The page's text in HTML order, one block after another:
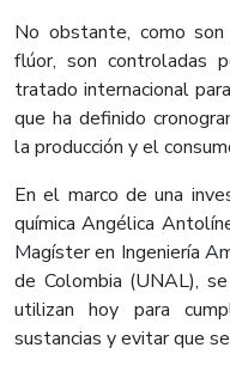
No obstante, como
flúor, son controladas
tratado internacional
que ha definido
la producción y el
En el marco de una
química Angélica
Magíster en Ingeniería
de Colombia (UNAL),
utilizan hoy para
sustancias y evitar que